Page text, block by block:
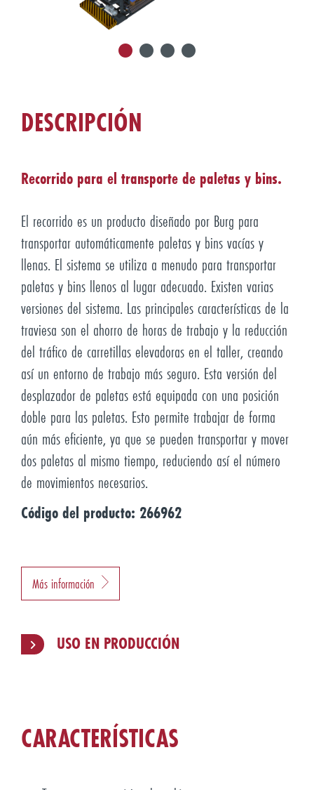
DESCRIPCIÓN
Recorrido para el transporte de paletas y bins.
El recorrido es un producto diseñado por Burg para
transportar automáticamente paletas y bins vacías y
llenas. El sistema se utiliza a menudo para transportar
paletas y bins llenos al lugar adecuado. Existen varias
versiones del sistema. Las principales características de la
traviesa son el ahorro de horas de trabajo y la reducción
del tráfico de carretillas elevadoras en el taller, creando
así un entorno de trabajo más seguro. Esta versión del
desplazador de paletas está equipada con una posición
doble para las paletas. Esto permite trabajar de forma
aún más eficiente, ya que se pueden transportar y mover
dos paletas al mismo tiempo, reduciendo así el número
de movimientos necesarios.
Código del producto: 266962
Más información
USO EN PRODUCCIÓN
CARACTERÍSTICAS